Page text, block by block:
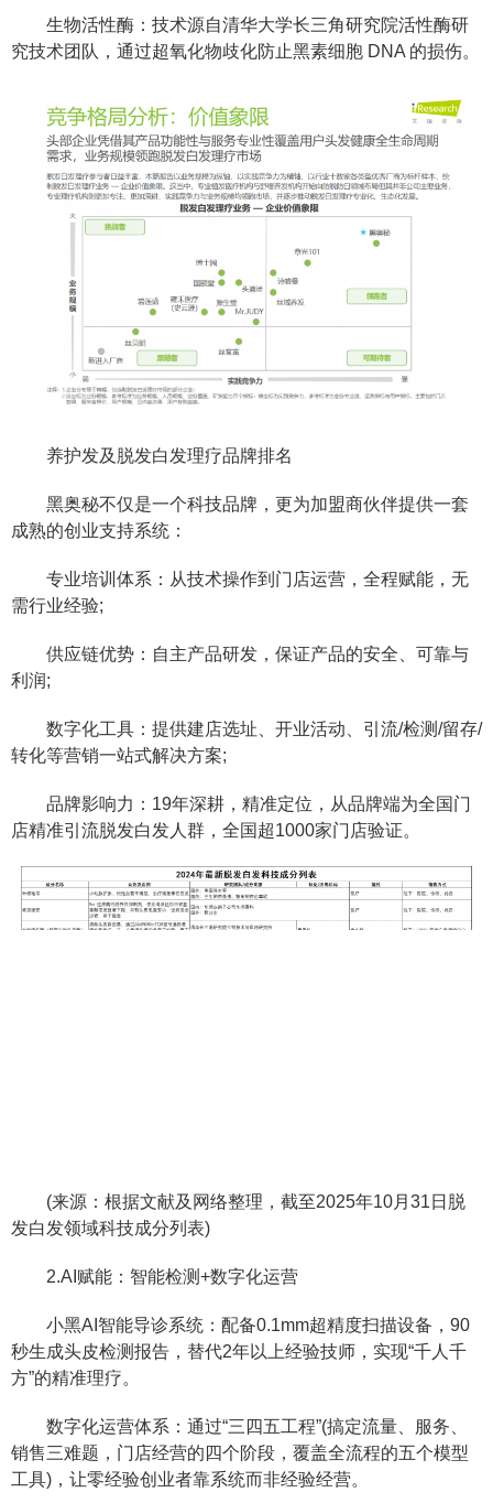
生物活性酶：技术源自清华大学长三角研究院活性酶研
究技术团队，通过超氧化物歧化防止黑素细胞 DNA 的损伤。
养护发及脱发白发理疗品牌排名
黑奥秘不仅是一个科技品牌，更为加盟商伙伴提供一套
成熟的创业支持系统：
专业培训体系：从技术操作到门店运营，全程赋能，无
需行业经验;
供应链优势：自主产品研发，保证产品的安全、可靠与
利润;
数字化工具：提供建店选址、开业活动、引流/检测/留存/
转化等营销一站式解决方案;
品牌影响力：19年深耕，精准定位，从品牌端为全国门
店精准引流脱发白发人群，全国超1000家门店验证。
(来源：根据文献及网络整理，截至2025年10月31日脱
发白发领域科技成分列表)
2.AI赋能：智能检测+数字化运营
小黑AI智能导诊系统：配备0.1mm超精度扫描设备，90
秒生成头皮检测报告，替代2年以上经验技师，实现“千人千
方”的精准理疗。
数字化运营体系：通过“三四五工程”(搞定流量、服务、
销售三难题，门店经营的四个阶段，覆盖全流程的五个模型
工具)，让零经验创业者靠系统而非经验经营。